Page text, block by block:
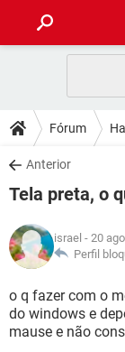
CELULAR
OUTLOOK
INSTAGRAM
GUIA DE COMPRAS
DICAS
JOGOS
INSTAGRAM
GUIA DE COMPRAS
DOWNLOADS
JOGOS
CELULAR
OUTLOOK
INSTAGRAM
GUIA DE COMPRAS
FÓRUM
JOGOS
CELULAR
OUTLOOK
INSTAGRAM
GLOSSÁRIO
JOGOS
CELULAR
Fórum
Anterior
Tela preta, o
israel - 20
Perfil
o q fazer com o
do windows e
mause e não